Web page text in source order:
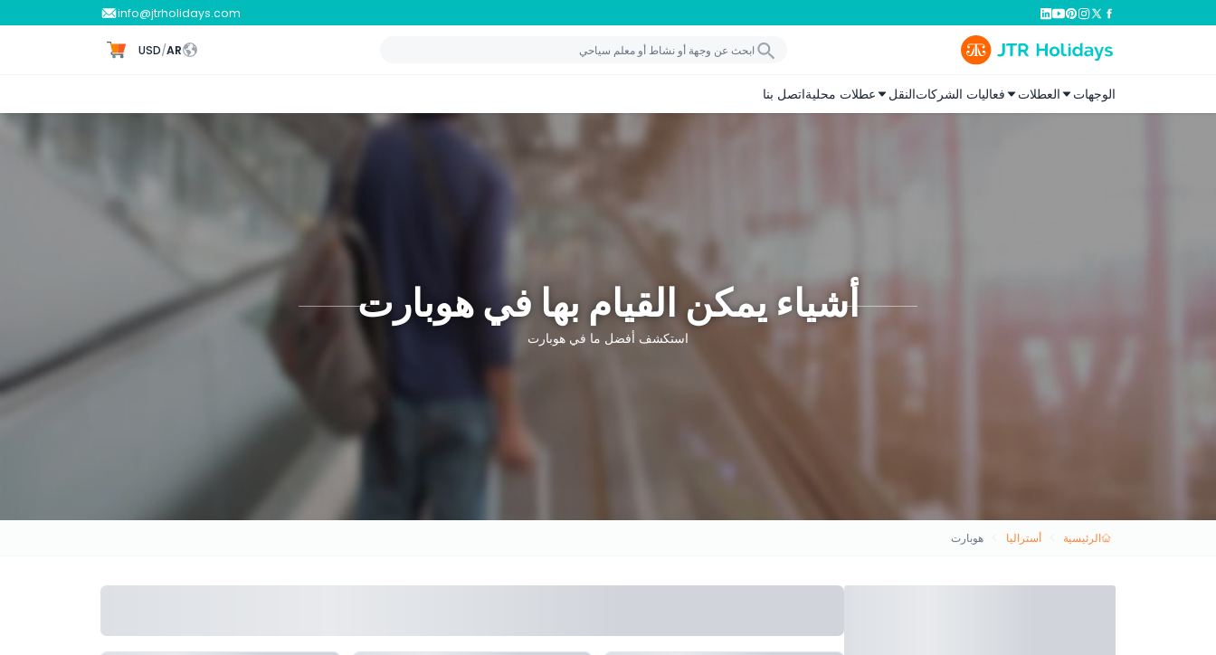
info@jtrholidays.com
AR
/
USD
الوجهات العطلات فعاليات الشركاتالنقل عطلات محليةاتصل بنا
أشياء يمكن القيام بها في هوبارت
استكشف أفضل ما في هوبارت
الرئيسية أستراليا هوبارت